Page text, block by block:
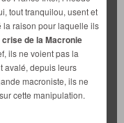
tout tranquilou, usent et
la raison pour laquelle ils
crise de la Macronie
ils ne voient pas la
avalé, depuis leurs
macroniste, ils ne
cette manipulation.